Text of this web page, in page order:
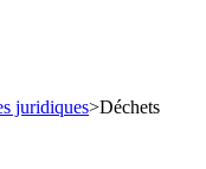
juridiques>Déchets